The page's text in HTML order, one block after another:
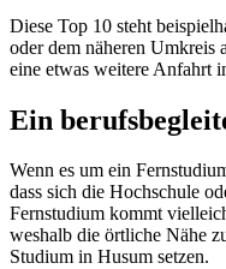
Diese Top 10 steht
oder dem näheren Umkreis
eine etwas weitere Anfahrt
Ein
Wenn es um ein
dass sich die Hochschule
Fernstudium kommt
weshalb die örtliche Nähe
Studium in Husum setzen.